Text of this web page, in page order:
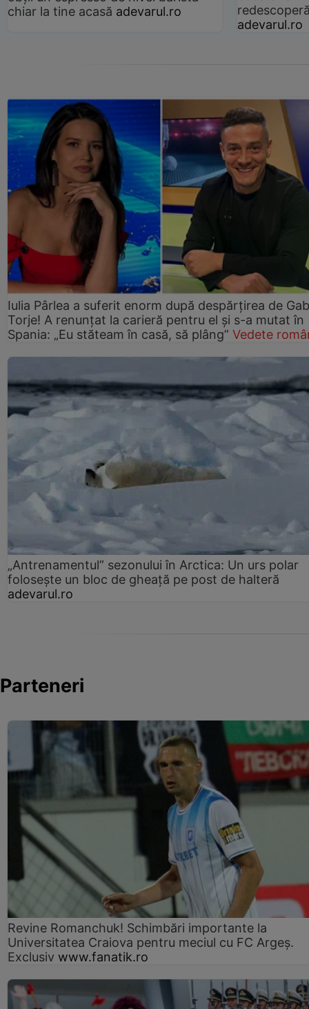
chiar la tine acasă adevarul.ro
adevarul.ro
Iulia Pârlea a suferit enorm după despărțirea de
Torje! A renunțat la carieră pentru el și s-a mutat în
Spania: „Eu stăteam în casă, să plâng” Vedete
„Antrenamentul” sezonului în Arctica: Un urs polar
folosește un bloc de gheață pe post de halteră
adevarul.ro
Parteneri
Revine Romanchuk! Schimbări importante la
Universitatea Craiova pentru meciul cu FC Argeş.
Exclusiv www.fanatik.ro